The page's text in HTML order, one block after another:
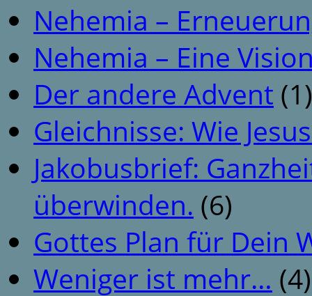
Nehemia –
Nehemia – Eine
Der andere Advent (1)
Gleichnisse: Wie
Jakobusbrief:
überwinden. (6)
Gottes Plan für Dein
Weniger ist mehr… (4)